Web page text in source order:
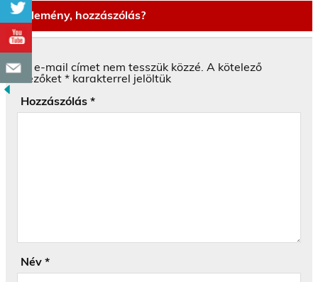
Vélemény, hozzászólás?
Az e-mail címet nem tesszük közzé. A kötelező
mezőket * karakterrel jelöltük
Hozzászólás *
Név *